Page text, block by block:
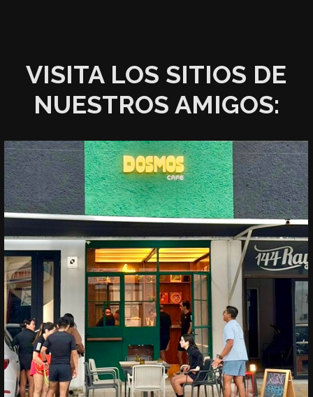
VISITA LOS SITIOS DE
NUESTROS AMIGOS: